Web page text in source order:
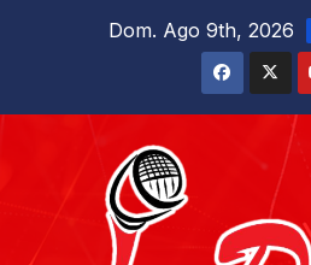
Dom. Ago 9th, 2026